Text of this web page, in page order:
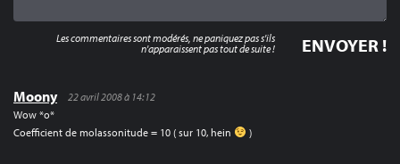
Moony
22 avril 2008 à 14:12
Wow *o*
Coefficient de molassonitude = 10 ( sur 10, hein
)
Les commentaires sont modérés, ne paniquez pas s'ils
n'apparaissent pas tout de suite !